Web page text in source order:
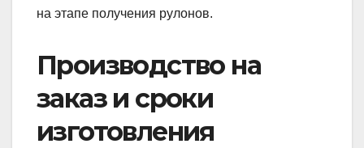
на этапе получения рулонов.
Производство на
заказ и сроки
изготовления